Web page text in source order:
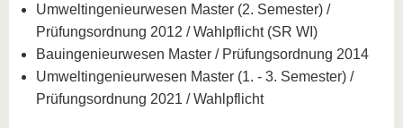
Umweltingenieurwesen Master (2. Semester) /
Prüfungsordnung 2012 / Wahlpflicht (SR WI)
Bauingenieurwesen Master / Prüfungsordnung 2014
Umweltingenieurwesen Master (1. - 3. Semester) /
Prüfungsordnung 2021 / Wahlpflicht